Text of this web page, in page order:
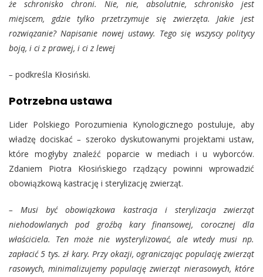
że schronisko chroni. Nie, nie, absolutnie, schronisko jest
miejscem, gdzie tylko przetrzymuje się zwierzęta. Jakie jest
rozwiązanie? Napisanie nowej ustawy. Tego się wszyscy politycy
boją, i ci z prawej, i ci z lewej
– podkreśla Kłosiński.
Potrzebna ustawa
Lider Polskiego Porozumienia Kynologicznego postuluje, aby
władzę dociskać– szeroko dyskutowanymi projektami ustaw,
które mogłyby znaleźć poparcie w mediach i u wyborców.
Zdaniem Piotra Kłosińskiego rządzący powinni wprowadzić
obowiązkową kastrację i sterylizację zwierząt.
– Musi być obowiązkowa kastracja i sterylizacja zwierząt
niehodowlanych pod groźbą kary finansowej, corocznej dla
właściciela. Ten może nie wysterylizować, ale wtedy musi np.
zapłacić 5 tys. zł kary. Przy okazji, ograniczając populację zwierząt
rasowych, minimalizujemy populację zwierząt nierasowych, które